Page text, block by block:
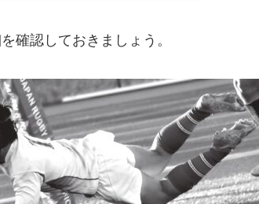
確認しておきましょう。